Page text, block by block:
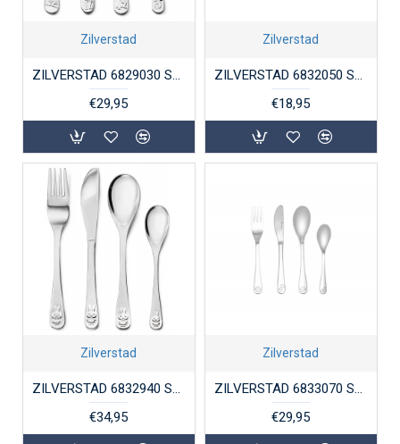
Zilverstad
ZILVERSTAD 6829030 STALEN KINDERBESTEK 4-DELIG BOSDIEREN
€29,95
Zilverstad
ZILVERSTAD 6832050 STALEN DWARSLEPELTJE NIJNTJE
€18,95
Zilverstad
ZILVERSTAD 6832940 STALEN KINDERBESTEK 4-DELIG NIJNTJE
€34,95
Zilverstad
ZILVERSTAD 6833070 STALEN KINDERBESTEK 4-DELIG DINO'S
€29,95